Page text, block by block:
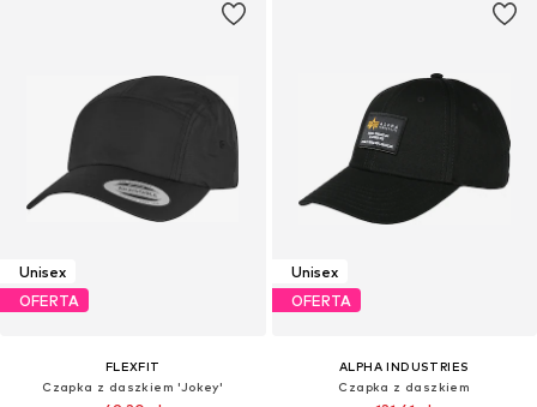
Unisex
OFERTA
FLEXFIT
Czapka z daszkiem 'Jokey'
Unisex
OFERTA
ALPHA INDUSTRIES
Czapka z daszkiem